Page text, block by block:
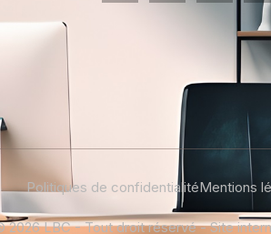
Politiques de confidentialitéMentions
2026 LBC - Tout droit réservé - Site